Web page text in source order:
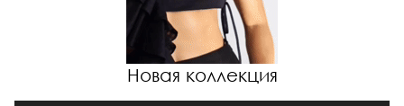
Новая коллекция